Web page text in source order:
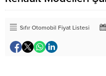
Sıfır Otomobil Fiyat Listesi